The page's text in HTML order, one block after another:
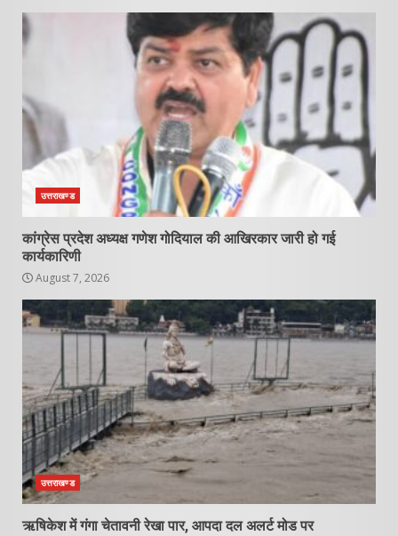
उत्तराखण्ड
कांग्रेस प्रदेश अध्यक्ष गणेश गोदियाल की आखिरकार जारी हो गई
कार्यकारिणी
August 7, 2026
उत्तराखण्ड
ऋषिकेश में गंगा चेतावनी रेखा पार, आपदा दल अलर्ट मोड पर